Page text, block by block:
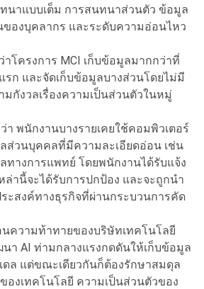
นาแบบเต็ม การสนทนาส่วนตัว ข้อมูล
ของบุคลากร และระดับความอ่อนไหว
โครงการ MCI เก็บข้อมูลมากกว่าที่
รก และจัดเก็บข้อมูลบางส่วนโดยไม่มี
มกังวลเรื่องความเป็นส่วนตัวในหมู่
า พนักงานบางรายเคยใช้คอมพิวเตอร์
ส่วนบุคคลที่มีความละเอียดอ่อน เช่น
ทางการแพทย์ โดยพนักงานได้รับแจ้ง
านี้จะได้รับการปกป้อง และจะถูกนำ
ะสงค์ทางธุรกิจที่ผ่านกระบวนการคัด
ความท้าทายของบริษัทเทคโนโลยี
า AI ท่ามกลางแรงกดดันให้เก็บข้อมูล
ดล แต่ขณะเดียวกันก็ต้องรักษาสมดุล
องเทคโนโลยี ความเป็นส่วนตัวของ